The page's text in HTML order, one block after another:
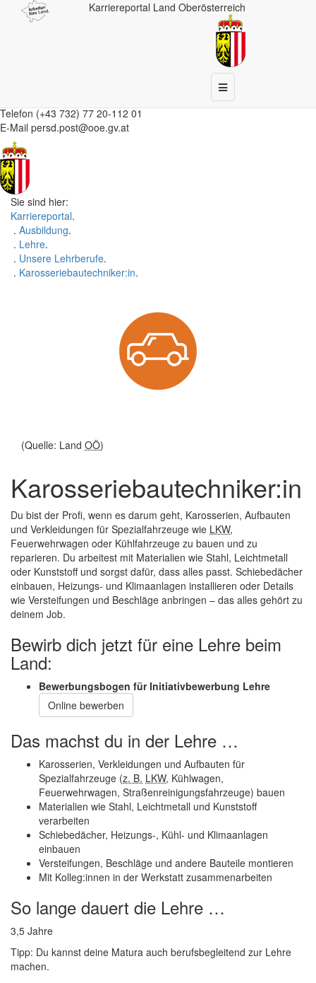
Zu den Hauptnavigationspunkte springen - Taste 1
Zu den Service-Links (Kontakt,
) springen - Taste 2
Telefon (+43 732) 77 20-112 01
E-Mail persd.post@ooe.gv.at
Karriereportal Land Oberösterreich
Navigation
und
Sie sind hier:
Karriereportal.
. Ausbildung.
. Lehre.
. Unsere Lehrberufe.
. Karosseriebautechniker:in.
(Quelle: Land OÖ)
Karosseriebautechniker:in
Du bist der Profi, wenn es darum geht, Karosserien, Aufbauten
und Verkleidungen für Spezialfahrzeuge wie LKW,
Feuerwehrwagen oder Kühlfahrzeuge zu bauen und zu
reparieren. Du arbeitest mit Materialien wie Stahl, Leichtmetall
oder Kunststoff und sorgst dafür, dass alles passt. Schiebedächer
einbauen, Heizungs- und Klimaanlagen installieren oder Details
wie Versteifungen und Beschläge anbringen – das alles gehört zu
deinem Job.
Bewirb dich jetzt für eine Lehre beim
Land:
Bewerbungsbogen für Initiativbewerbung Lehre
Online bewerben
Das machst du in der Lehre …
Karosserien, Verkleidungen und Aufbauten für
Spezialfahrzeuge (z. B. LKW, Kühlwagen,
Feuerwehrwagen, Straßenreinigungsfahrzeuge) bauen
Materialien wie Stahl, Leichtmetall und Kunststoff
verarbeiten
Schiebedächer, Heizungs-, Kühl- und Klimaanlagen
einbauen
Versteifungen, Beschläge und andere Bauteile montieren
Mit Kolleg:innen in der Werkstatt zusammenarbeiten
So lange dauert die Lehre …
3,5 Jahre
Tipp: Du kannst deine Matura auch berufsbegleitend zur Lehre
machen.